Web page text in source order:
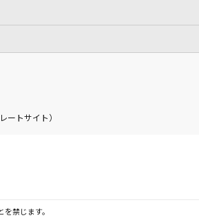
ートサイト）
禁じます。